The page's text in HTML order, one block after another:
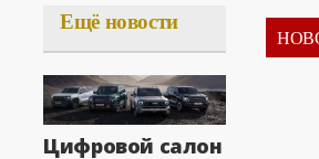
Ещё новости
Цифровой салон